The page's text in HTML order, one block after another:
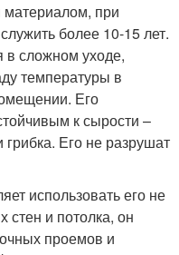
материалом, при
более 10-15 лет.
в сложном уходе,
температуры в
Его
к сырости –
Его не разрушат
использовать его не
стен и потолка, он
проемов и